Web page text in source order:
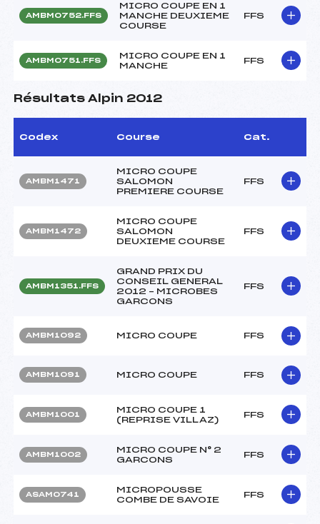
AMBM0752.FFS
MICRO COUPE EN 1
MANCHE DEUXIEME
COURSE
FFS
AMBM0751.FFS
MICRO COUPE EN 1
MANCHE
FFS
Résultats Alpin 2012
Codex Course Cat.
AMBM1471
MICRO COUPE
SALOMON
PREMIERE COURSE
FFS
AMBM1472
MICRO COUPE
SALOMON
DEUXIEME COURSE
FFS
AMBM1351.FFS
GRAND PRIX DU
CONSEIL GENERAL
2012 – MICROBES
GARCONS
FFS
AMBM1092 MICRO COUPE FFS
AMBM1091 MICRO COUPE FFS
AMBM1001
MICRO COUPE 1
(REPRISE VILLAZ)
FFS
AMBM1002
MICRO COUPE N° 2
GARCONS
FFS
ASAM0741
MICROPOUSSE
COMBE DE SAVOIE
FFS